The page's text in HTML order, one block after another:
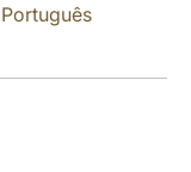
Português